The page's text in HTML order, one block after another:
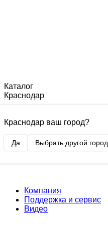
Каталог
Краснодар
Краснодар ваш город?
Да Выбрать другой город
Компания
Поддержка и сервис
Видео